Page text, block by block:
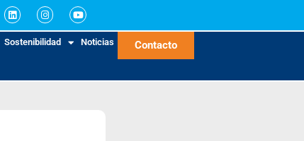
Sostenibilidad Noticias Contacto